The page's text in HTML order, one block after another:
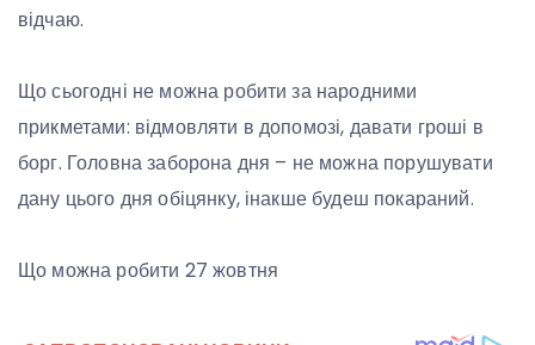
відчаю.
Що сьогодні не можна робити за народними
прикметами: відмовляти в допомозі, давати гроші в
борг. Головна заборона дня – не можна порушувати
дану цього дня обіцянку, інакше будеш покараний.
Що можна робити 27 жовтня